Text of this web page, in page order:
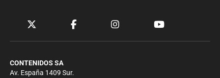
CONTENIDOS SA
Av. España 1409 Sur.